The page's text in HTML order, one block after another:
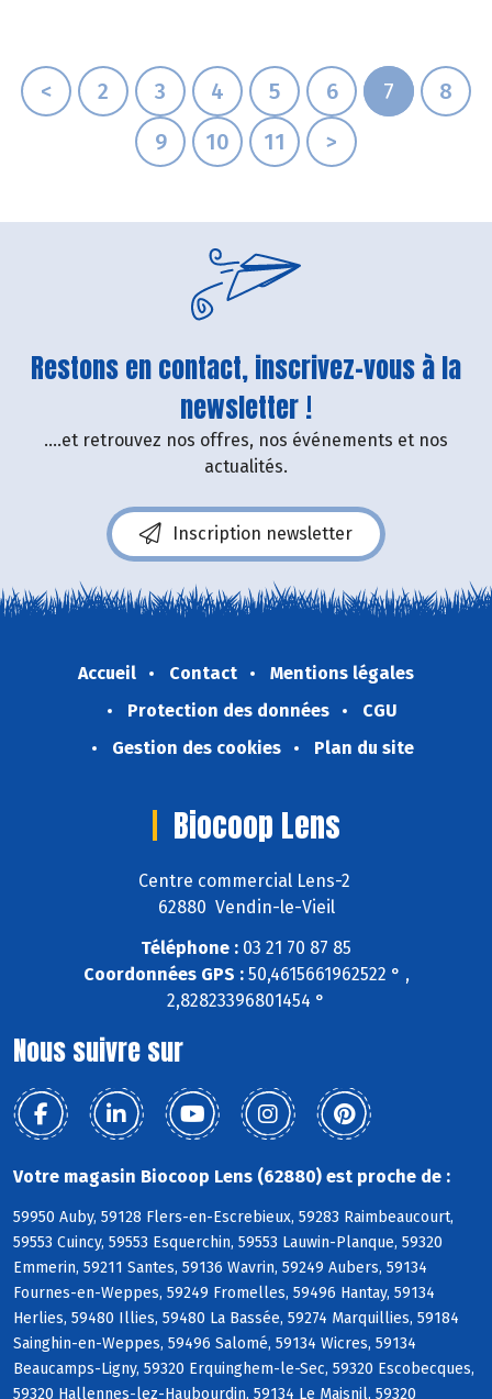
< 2 3 4 5 6 7
8
9
10 11 >
Restons en contact, inscrivez-vous à la
newsletter !
....et retrouvez nos offres, nos événements et nos
actualités.
Inscription newsletter
Accueil Contact
Mentions légales
Protection des données
CGU
Gestion des cookies
Plan du site
Biocoop Lens
Centre commercial Lens-2
62880 Vendin-le-Vieil
Téléphone : 03 21 70 87 85
Coordonnées GPS :50,4615661962522 ° ,
2,82823396801454 °
Nous suivre sur
Votre magasin Biocoop Lens (62880) est proche de :
59950 Auby, 59128 Flers-en-Escrebieux, 59283 Raimbeaucourt,
59553 Cuincy, 59553 Esquerchin, 59553 Lauwin-Planque, 59320
Emmerin, 59211 Santes, 59136 Wavrin, 59249 Aubers, 59134
Fournes-en-Weppes, 59249 Fromelles, 59496 Hantay, 59134
Herlies, 59480 Illies, 59480 La Bassée, 59274 Marquillies, 59184
Sainghin-en-Weppes, 59496 Salomé, 59134 Wicres, 59134
Beaucamps-Ligny, 59320 Erquinghem-le-Sec, 59320 Escobecques,
59320 Hallennes-lez-Haubourdin, 59134 Le Maisnil, 59320